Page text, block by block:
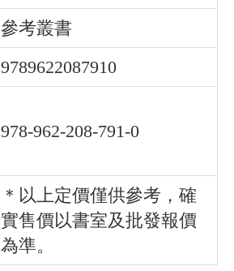
參考叢書
9789622087910
978-962-208-791-0
＊以上定價僅供參考，確
實售價以書室及批發報價
為準。